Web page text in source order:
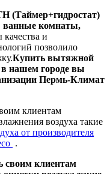
(Таймер+гидростат)
ванные комнаты,
и
позволило
Купить вытяжной
нашем городе вы
Пермь-Климат
клиентам
воздуха такие
от производителя
.
своим клиентам